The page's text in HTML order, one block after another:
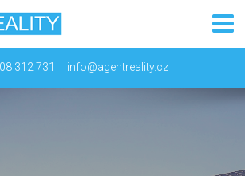
312 731 info@agentreality.cz